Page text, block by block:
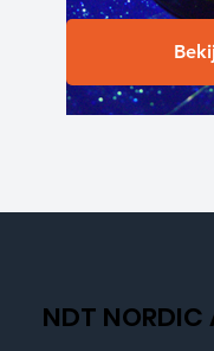
NDT NORDIC